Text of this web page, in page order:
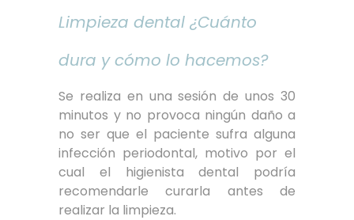
Limpieza dental ¿Cuánto
dura y cómo lo hacemos?
Se realiza en una sesión de unos 30
minutos y no provoca ningún daño a
no ser que el paciente sufra alguna
infección periodontal, motivo por el
cual el higienista dental podría
recomendarle curarla antes de
realizar la limpieza.